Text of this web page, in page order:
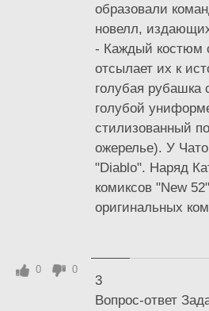
образовали
новелл,
- Каждый костюм
отсылает их к
голубая рубашка
голубой
стилизованный
ожерелье). У
"Diablo". Наряд
комиксов "New
оригинальных
3
Вопрос-ответ
0 0